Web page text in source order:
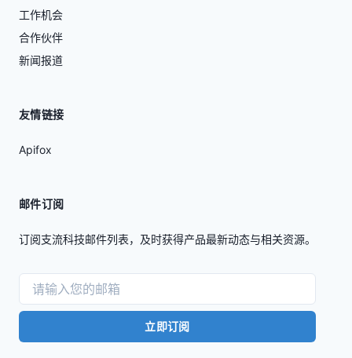
工作机会
合作伙伴
新闻报道
友情链接
Apifox
邮件订阅
订阅支流科技邮件列表，及时获得产品最新动态与相关资源。
立即订阅